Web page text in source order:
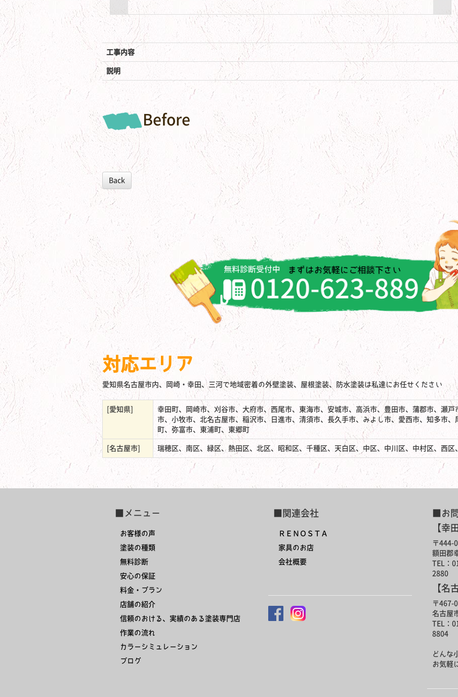
工事内容
説明
Before
Back
対応エリア
愛知県名古屋市内、岡崎・幸田、三河で地域密着の外壁塗装、屋根塗装、防水塗装は私達にお任せください
[愛知県]
幸田町、岡崎市、刈谷市、大府市、西尾市、東海市、安城市、高浜市、豊田市、蒲郡市、瀬戸
市、小牧市、北名古屋市、稲沢市、日進市、清須市、長久手市、みよし市、愛西市、知多市
町、弥富市、東浦町、東郷町
[名古屋市] 瑞穂区、南区、緑区、熱田区、北区、昭和区、千種区、天白区、中区、中川区、中村区、西区
■メニュー
お客様の声
塗装の種類
無料診断
安心の保証
料金・プラン
店舗の紹介
信頼のおける、実績のある塗装専門店
作業の流れ
カラーシミュレーション
ブログ
■関連会社
ＲＥＮＯＳＴＡ
家具のお店
会社概要
■お
【幸
〒444-
額田郡
TEL：
2880
【名
〒467-
名古屋
TEL：
8804
どんな
お気軽